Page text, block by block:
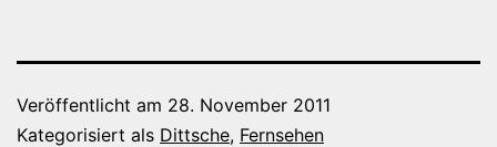
Veröffentlicht am 28. November 2011
Kategorisiert als Dittsche, Fernsehen